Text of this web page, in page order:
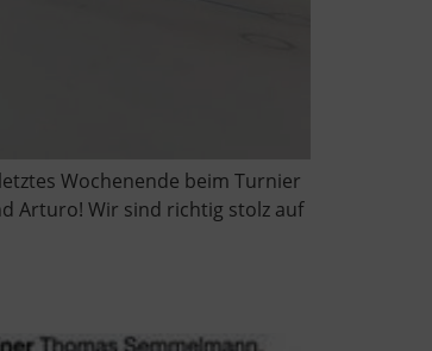
Wochenende beim Turnier
Arturo! Wir sind richtig stolz auf